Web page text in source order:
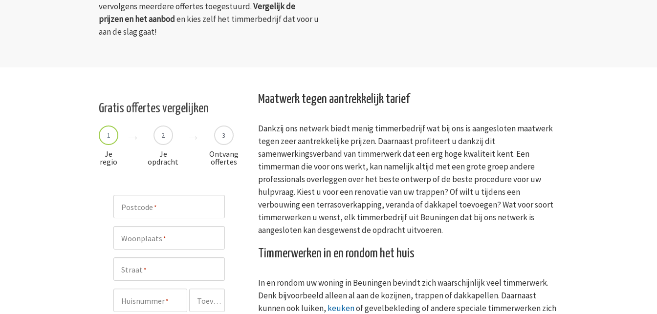
vervolgens meerdere offertes toegestuurd.Vergelijk de
prijzen en het aanboden kies zelf het timmerbedrijf dat voor u
aan de slag gaat!
Gratis offertes vergelijken
1
Je
regio
2
Je
opdracht
3
Ontvang
offertes
Postcode*
Woonplaats*
Straat*
Huisnummer* Toevoeging
Maatwerk tegen aantrekkelijk tarief
Dankzij ons netwerk biedt menig timmerbedrijf wat bij ons is aangesloten maatwerk
tegen zeer aantrekkelijke prijzen. Daarnaast profiteert u dankzij dit
samenwerkingsverband van timmerwerk dat een erg hoge kwaliteit kent. Een
timmerman die voor ons werkt, kan namelijk altijd met een grote groep andere
professionals overleggen over het beste ontwerp of de beste procedure voor uw
hulpvraag. Kiest u voor een renovatie van uw trappen? Of wilt u tijdens een
verbouwing een terrasoverkapping, veranda of dakkapel toevoegen? Wat voor soort
timmerwerken u wenst, elk timmerbedrijf uit Beuningen dat bij ons netwerk is
aangesloten kan desgewenst de opdracht uitvoeren.
Timmerwerken in en rondom het huis
In en rondom uw woning in Beuningen bevindt zich waarschijnlijk veel timmerwerk.
Denk bijvoorbeeld alleen al aan de kozijnen, trappen of dakkapellen. Daarnaast
kunnen ook luiken, keukenof gevelbekleding of andere speciale timmerwerken zich